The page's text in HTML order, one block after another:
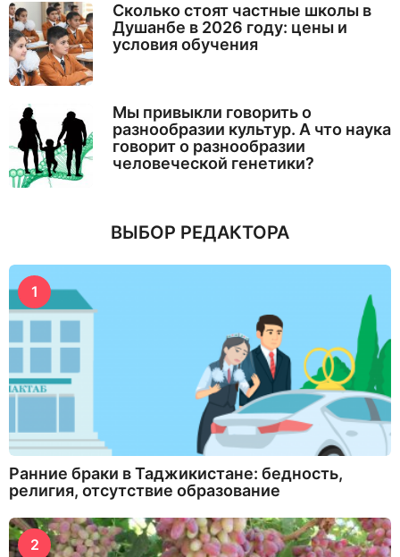
Сколько стоят частные школы в
Душанбе в 2026 году: цены и
условия обучения
Мы привыкли говорить о
разнообразии культур. А что наука
говорит о разнообразии
человеческой генетики?
ВЫБОР РЕДАКТОРА
1
Ранние браки в Таджикистане: бедность,
религия, отсутствие образование
2